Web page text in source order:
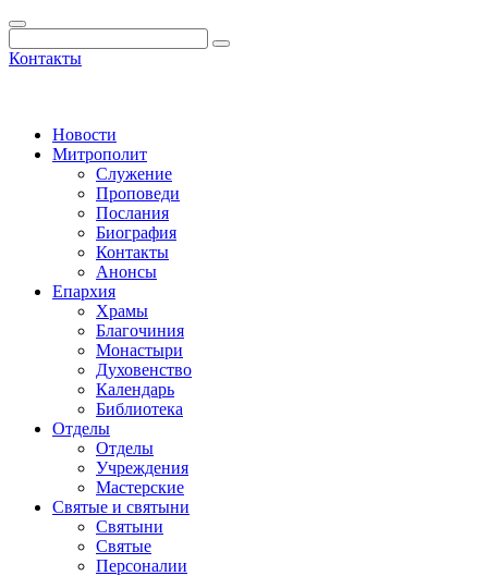
Контакты
Новости
Митрополит
Служение
Проповеди
Послания
Биография
Контакты
Анонсы
Епархия
Храмы
Благочиния
Монастыри
Духовенство
Календарь
Библиотека
Отделы
Отделы
Учреждения
Мастерские
Святые и святыни
Cвятыни
Cвятые
Персоналии